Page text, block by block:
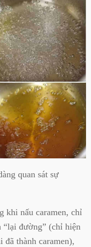
quan sát sự
khi nấu caramen, chỉ
“lại đường” (chỉ hiện
thành caramen),